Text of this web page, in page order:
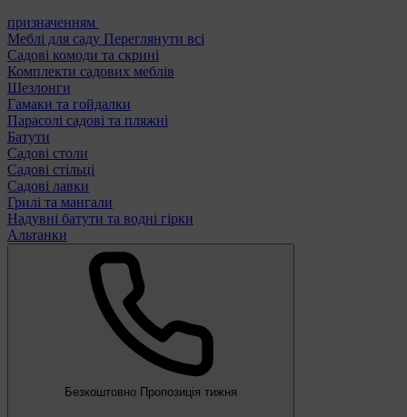
призначенням
Меблі для саду Переглянути всі
Садові комоди та скрині
Комплекти садових меблів
Шезлонги
Гамаки та гойдалки
Парасолі садові та пляжні
Батути
Садові столи
Садові стільці
Садові лавки
Грилі та мангали
Надувні батути та водні гірки
Альтанки
Безкоштовно Пропозиція тижня